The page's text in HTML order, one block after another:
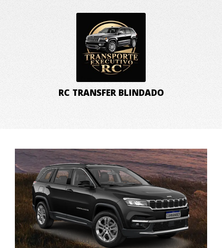
RC TRANSFER BLINDADO